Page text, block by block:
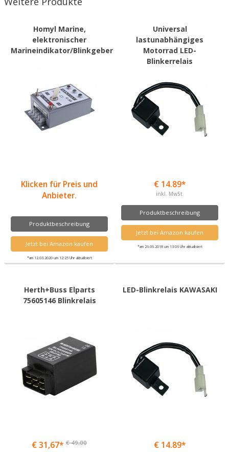
Homyl Marine,
elektronischer
Marineindikator/Blinkgeber
Klicken für Preis und
Anbieter.
Produktbeschreibung
Jetzt bei Amazon kaufen
*am 12.03.2020 um 12:25 Uhr aktualisiert
Universal
lastunabhängiges
Motorrad LED-
Blinkerrelais
€ 14.89*
inkl. MwSt.
Produktbeschreibung
Jetzt bei Amazon kaufen
*am 26.06.2018 um 13:06 Uhr aktualisiert
Herth+Buss Elparts
75605146 Blinkrelais
€ 31,67* € 49,00
LED-Blinkrelais KAWASAKI
€ 14.89*